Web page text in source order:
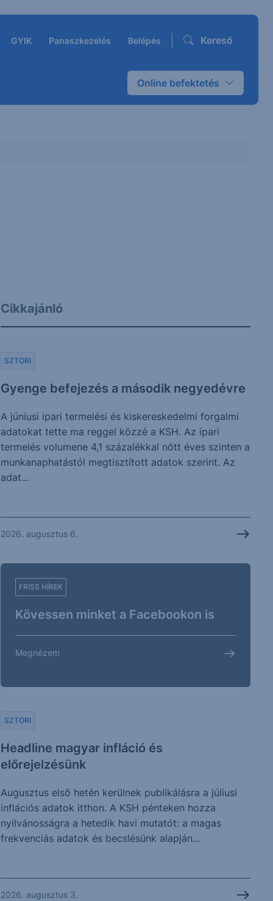
GYIK Panaszkezelés Belépés Kereső
Online befektetés
Cikkajánló
Gyenge befejezés a második negyedévre
SZTORI
A júniusi ipari termelési és kiskereskedelmi forgalmi
adatokat tette ma reggel közzé a KSH. Az ipari
termelés volumene 4,1 százalékkal nőtt éves szinten a
munkanaphatástól megtisztított adatok szerint. Az
adat...
2026. augusztus 6.
FRISS HÍREK
Kövessen minket a Facebookon is
Megnézem
Headline magyar infláció és
előrejelzésünk
SZTORI
Augusztus első hetén kerülnek publikálásra a júliusi
inflációs adatok itthon. A KSH pénteken hozza
nyilvánosságra a hetedik havi mutatót: a magas
frekvenciás adatok és becslésünk alapján...
2026. augusztus 3.